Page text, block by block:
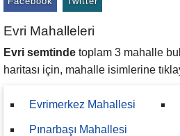
Evri Mahalleleri
Evri semtinde toplam 3 mahalle
haritası için, mahalle isimlerine
Evrimerkez Mahallesi
Pınarbaşı Mahallesi